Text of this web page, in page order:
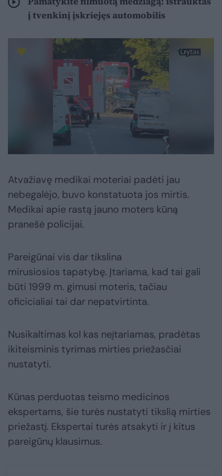
į tvenkinį įskriejęs automobilis
Atvažiavę medikai moteriai padėti jau
nebegalėjo, buvo konstatuota jos mirtis.
Medikai apie rastą jauno moters kūną
pranešė policijai.
Pareigūnai vis dar tikslina
mirusiosios tapatybę. Įtariama, kad tai gali
būti 1999 m. gimusi moteris, tačiau
oficicialiai tai dar nepatvirtinta.
Nusikaltimas kol kas neįtariamas, pradėtas
ikiteisminis tyrimas mirties priežasčiai
nustatyti.
Kūnas perduotas teismo medicinos
ekspertams, šie turės nustatyti tikslią mirties
priežastį. Ekspertai turės atsakyti ir į kitus
pareigūnų klausimus.